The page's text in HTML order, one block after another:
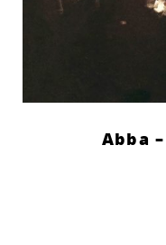
Abba